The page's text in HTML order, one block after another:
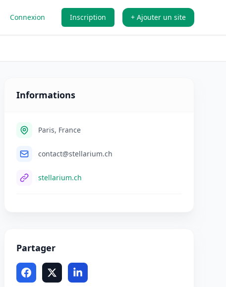
Connexion Inscription + Ajouter un site
Informations
Paris, France
contact@stellarium.ch
stellarium.ch
Partager